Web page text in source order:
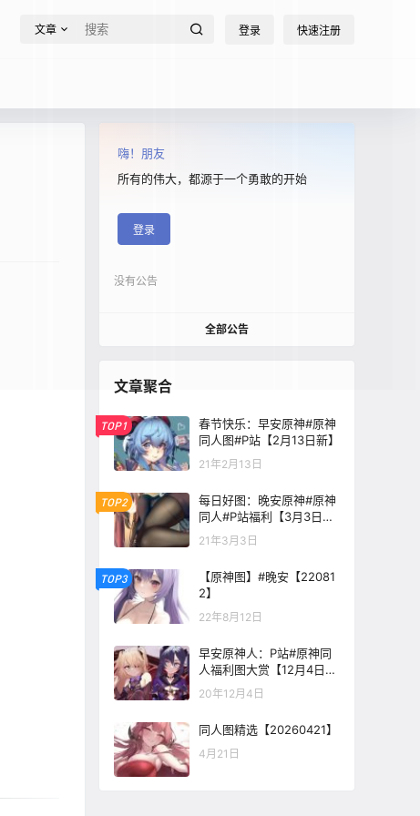
文章 登录 快速注册
嗨！朋友
所有的伟大，都源于一个勇敢的开始
登录
没有公告
全部公告
文章聚合
TOP1
春节快乐：早安原神#原神
同人图#P站【2月13日新】
21年2月13日
TOP2
每日好图：晚安原神#原神
同人#P站福利【3月3日
新】
21年3月3日
TOP3
【原神图】#晚安【22081
2】
22年8月12日
早安原神人：P站#原神同
人福利图大赏【12月4日
新】
20年12月4日
同人图精选【20260421】
4月21日